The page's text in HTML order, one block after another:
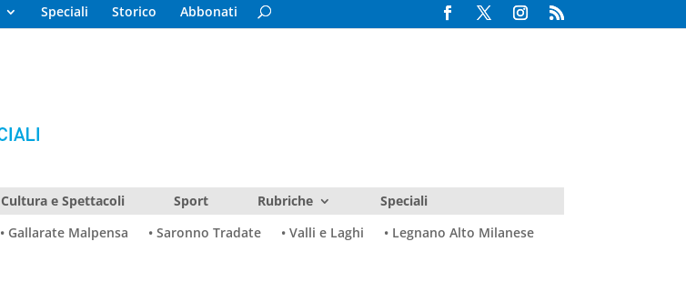
Speciali Storico Abbonati
Cultura e Spettacoli Sport Rubriche
Speciali
• Gallarate Malpensa • Saronno Tradate • Valli e Laghi • Legnano Alto Milanese